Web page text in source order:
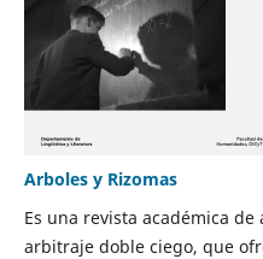
Arboles y Rizomas
Es una revista académica
arbitraje doble ciego, que